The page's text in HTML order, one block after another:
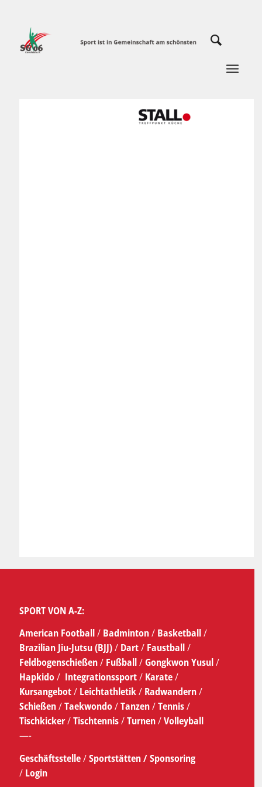
SPORT VON A-Z:
American Football/ Badminton/ Basketball/
Brazilian Jiu-Jutsu (BJJ)/ Dart/ Faustball/
Feldbogenschießen/ Fußball/Gongkwon Yusul/
Hapkido/ Integrationssport/ Karate/
Kursangebot/Leichtathletik/ Radwandern/
Schießen/Taekwondo/Tanzen/Tennis/
Tischkicker/Tischtennis/Turnen/Volleyball
—-
Geschäftsstelle/Sportstätten /Sponsoring
/ Login